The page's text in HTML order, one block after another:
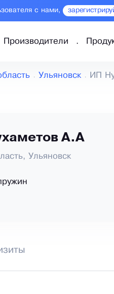
с нами,
Производители
Ульяновск ИП
А.А
Ульяновск